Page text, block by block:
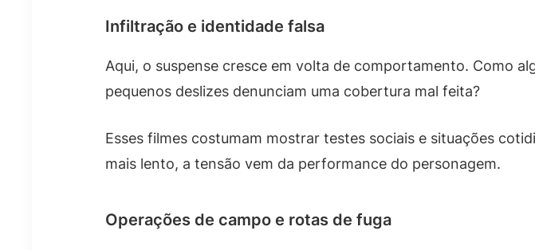
Infiltração e identidade falsa
Aqui, o suspense cresce em volta de comportamento. Como
pequenos deslizes denunciam uma cobertura mal feita?
Esses filmes costumam mostrar testes sociais e situações
mais lento, a tensão vem da performance do personagem.
Operações de campo e rotas de fuga